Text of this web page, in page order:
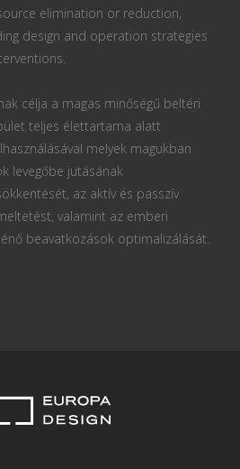
elimination or reduction,
design and operation strategies
célja a magas minőségű beltéri
teljes élettartama alatt
melyek magukban
levegőbe jutásának
az aktív és passzív
valamint az emberi
beavatkozások optimalizálását.